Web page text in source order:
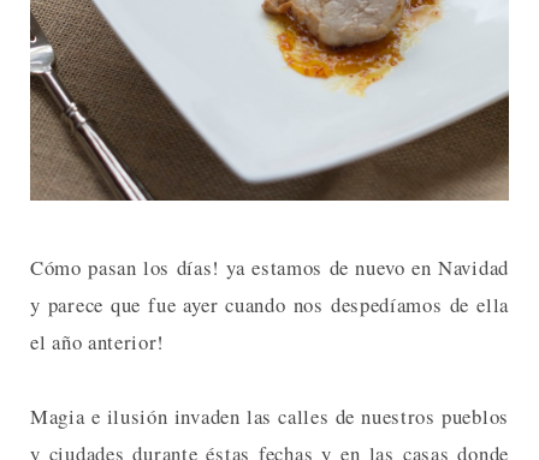
Cómo pasan los días! ya estamos de nuevo en Navidad
y parece que fue ayer cuando nos despedíamos de ella
el año anterior!
Magia e ilusión invaden las calles de nuestros pueblos
y ciudades durante éstas fechas y en las casas donde